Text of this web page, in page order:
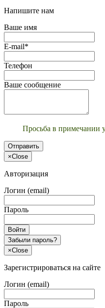
Напишите нам
Ваше имя
E-mail*
Телефон
Ваше сообщение
Просьба в примечании
Отправить
×Close
Авторизация
Логин (email)
Пароль
Войти
Забыли пароль?
×Close
Зарегистрироваться на сайте
Логин (email)
Пароль